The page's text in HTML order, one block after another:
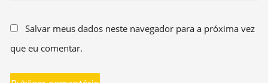
Salvar meus dados neste navegador para a próxima vez
que eu comentar.